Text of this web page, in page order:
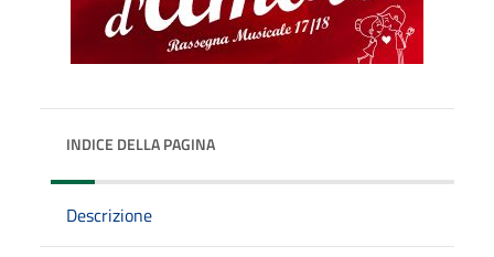
INDICE DELLA PAGINA
Descrizione